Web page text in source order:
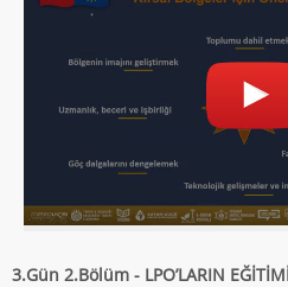
3.Gün 2.Bölüm - LPO’LARIN